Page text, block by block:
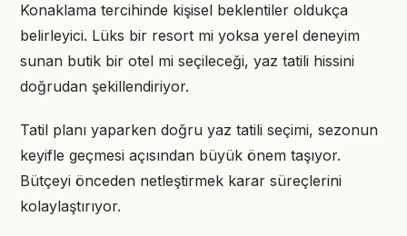
Konaklama tercihinde kişisel beklentiler oldukça
belirleyici. Lüks bir resort mi yoksa yerel deneyim
sunan butik bir otel mi seçileceği, yaz tatili hissini
doğrudan şekillendiriyor.
Tatil planı yaparken doğru yaz tatili seçimi, sezonun
keyifle geçmesi açısından büyük önem taşıyor.
Bütçeyi önceden netleştirmek karar süreçlerini
kolaylaştırıyor.